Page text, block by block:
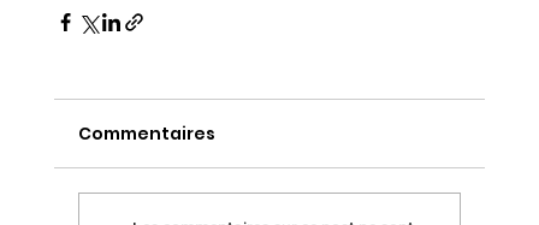
Commentaires